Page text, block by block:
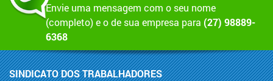
Envie uma mensagem com o seu nome
(completo) e o de sua empresa para (27) 98889-
6368
SINDICATO DOS TRABALHADORES